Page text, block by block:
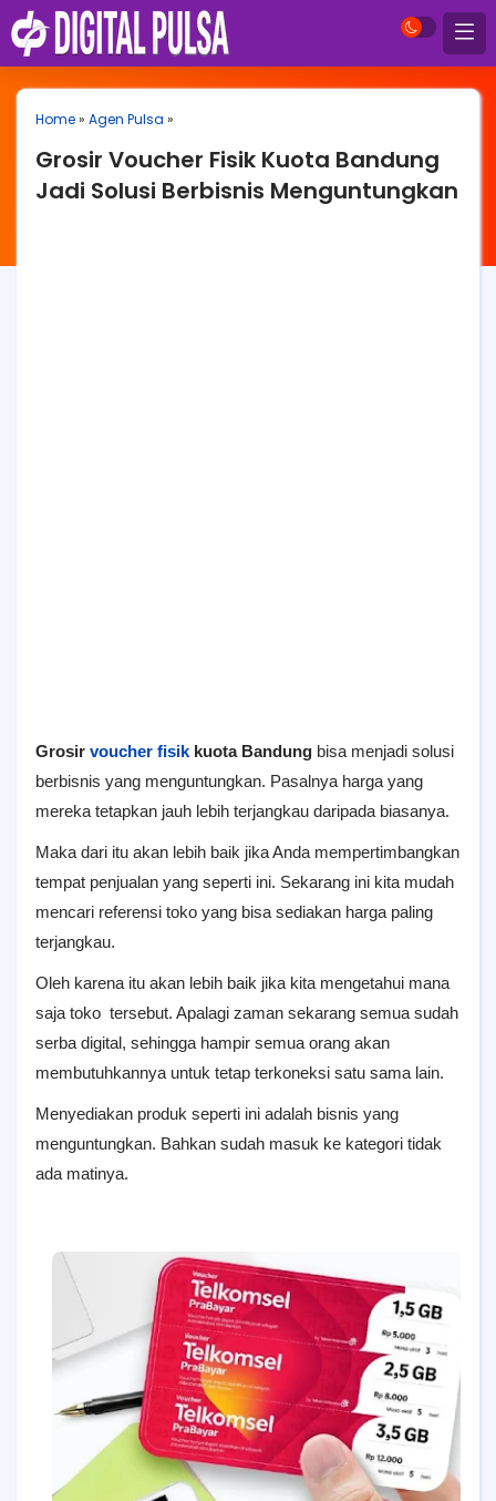
Home» Agen Pulsa »
Grosir Voucher Fisik Kuota Bandung
Jadi Solusi Berbisnis Menguntungkan
Grosir voucher fisik kuota Bandung bisa menjadi solusi
berbisnis yang menguntungkan. Pasalnya harga yang
mereka tetapkan jauh lebih terjangkau daripada biasanya.
Maka dari itu akan lebih baik jika Anda mempertimbangkan
tempat penjualan yang seperti ini. Sekarang ini kita mudah
mencari referensi toko yang bisa sediakan harga paling
terjangkau.
Oleh karena itu akan lebih baik jika kita mengetahui mana
saja toko tersebut. Apalagi zaman sekarang semua sudah
serba digital, sehingga hampir semua orang akan
membutuhkannya untuk tetap terkoneksi satu sama lain.
Menyediakan produk seperti ini adalah bisnis yang
menguntungkan. Bahkan sudah masuk ke kategori tidak
ada matinya.